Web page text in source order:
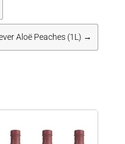
Aloë Peaches (1L) →